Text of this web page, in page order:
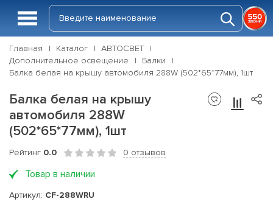
Главная Каталог
АВТОСВЕТ
Дополнительное освещение
Балки
Балка белая на крышу автомобиля 288W (502*65*77мм), 1шт
Балка белая на крышу
автомобиля 288W
(502*65*77мм), 1шт
Рейтинг 0.0 0 отзывов
Товар в наличии
Артикул: CF-288WRU